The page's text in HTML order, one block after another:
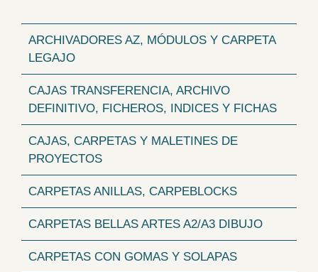
ARCHIVADORES AZ, MÓDULOS Y CARPETA
LEGAJO
CAJAS TRANSFERENCIA, ARCHIVO
DEFINITIVO, FICHEROS, INDICES Y FICHAS
CAJAS, CARPETAS Y MALETINES DE
PROYECTOS
CARPETAS ANILLAS, CARPEBLOCKS
CARPETAS BELLAS ARTES A2/A3 DIBUJO
CARPETAS CON GOMAS Y SOLAPAS